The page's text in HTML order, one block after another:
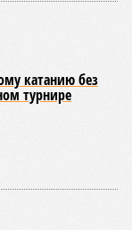
катанию без
турнире